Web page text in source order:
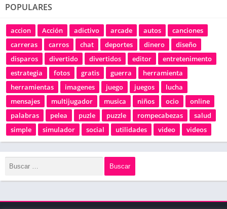
POPULARES
accion Acción adictivo arcade autos
canciones
carreras
carros chat deportes dinero
diseño
disparos
divertido divertidos editor
entretenimento
estrategia
fotos gratis guerra
herramienta
herramientas
imagenes juego juegos
lucha
mensajes
multijugador musica niños ocio
online
palabras
pelea puzle puzzle rompecabezas
salud
simple
simulador social utilidades video videos